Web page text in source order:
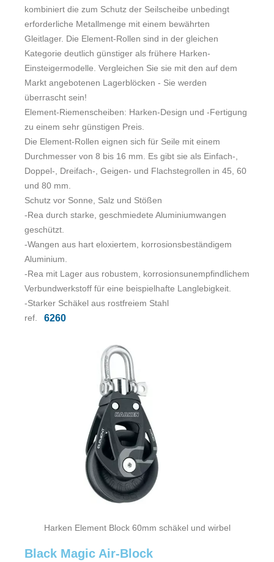
kombiniert die zum Schutz der Seilscheibe unbedingt
erforderliche Metallmenge mit einem bewährten
Gleitlager. Die Element-Rollen sind in der gleichen
Kategorie deutlich günstiger als frühere Harken-
Einsteigermodelle. Vergleichen Sie sie mit den auf dem
Markt angebotenen Lagerblöcken - Sie werden
überrascht sein!
Element-Riemenscheiben: Harken-Design und -Fertigung
zu einem sehr günstigen Preis.
Die Element-Rollen eignen sich für Seile mit einem
Durchmesser von 8 bis 16 mm. Es gibt sie als Einfach-,
Doppel-, Dreifach-, Geigen- und Flachstegrollen in 45, 60
und 80 mm.
Schutz vor Sonne, Salz und Stößen
-Rea durch starke, geschmiedete Aluminiumwangen
geschützt.
-Wangen aus hart eloxiertem, korrosionsbeständigem
Aluminium.
-Rea mit Lager aus robustem, korrosionsunempfindlichem
Verbundwerkstoff für eine beispielhafte Langlebigkeit.
-Starker Schäkel aus rostfreiem Stahl
ref.
6260
Harken Element Block 60mm schäkel und wirbel
Black Magic Air-Block